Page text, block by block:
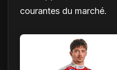
courantes du marché.